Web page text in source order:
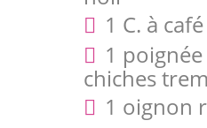
1 C. à
1
chiches
1 oignon